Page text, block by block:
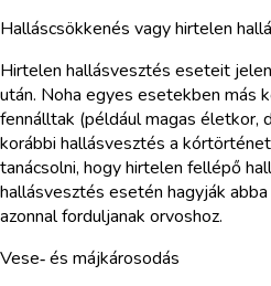
Halláscsökkenés vagy hirtelen
Hirtelen hallásvesztés eseteit
után. Noha egyes esetekben más
fennálltak (például magas életkor,
korábbi hallásvesztés a
tanácsolni, hogy hirtelen fellépő
hallásvesztés esetén hagyják
azonnal forduljanak orvoshoz.
Vese‑ és májkárosodás